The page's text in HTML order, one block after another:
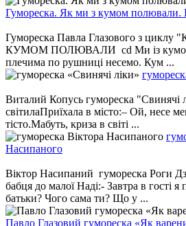
Гумореска. Як ми з кумом полювали.
Гумореска Павла Глазового з
КУМОМ ПОЛЮВАЛИ cd Ми із кумом
плечима по рушниці несемо. Кум ...
Виталий Копусь гумореска "Свинячі
світилаПриїхала в місто:– Ой, несе
тісто.Мабуть, криза в світі ...
Насипаного
Віктор Насипаний гумореска Роги
бабця до малої Наді:- Завтра в гості я
батьки? Чого сама ти? Що у ...
Павло Глазовий гумореска «Як